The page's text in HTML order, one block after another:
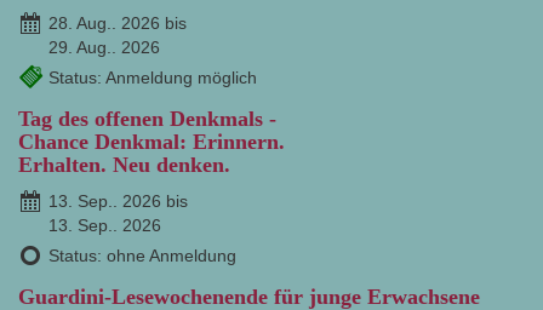
28. Aug.. 2026 bis
29. Aug.. 2026
Status: Anmeldung möglich
Tag des offenen Denkmals -
Chance Denkmal: Erinnern.
Erhalten. Neu denken.
13. Sep.. 2026 bis
13. Sep.. 2026
Status: ohne Anmeldung
Guardini-Lesewochenende für junge Erwachsene